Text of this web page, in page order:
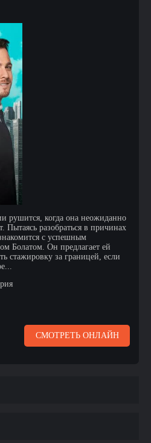
рушится, когда она неожиданно
Пытаясь разобраться в причинах
с успешным
Болатом. Он предлагает ей
стажировку за границей, если
СМОТРЕТЬ ОНЛАЙН